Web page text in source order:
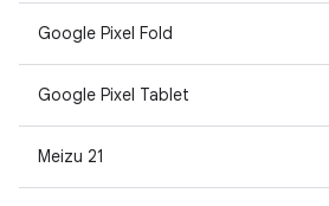
Google Pixel Fold
Google Pixel Tablet
Meizu 21